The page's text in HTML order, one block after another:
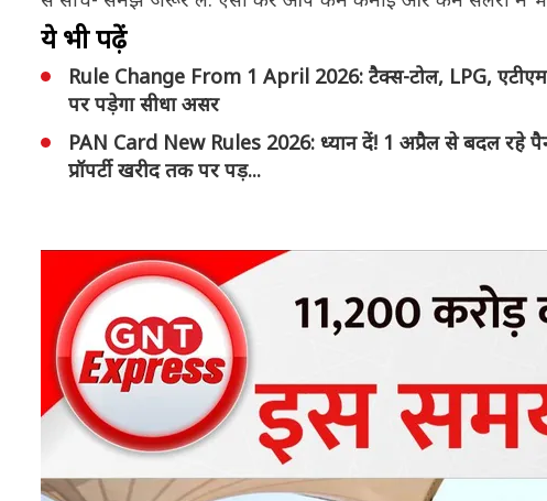
ये भी पढ़ें
Rule Change From 1 April 2026: टैक्स-टोल, LPG,
पर पड़ेगा सीधा असर
PAN Card New Rules 2026: ध्यान दें! 1 अप्रैल से बदल रहे
प्रॉपर्टी खरीद तक पर पड़...